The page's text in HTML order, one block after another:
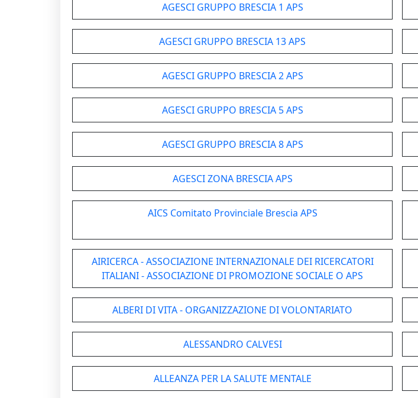
AGESCI GRUPPO BRESCIA 1 APS
AGESCI GRUPPO BRESCIA 13 APS
AGESCI GRUPPO BRESCIA 2 APS
AGESCI GRUPPO BRESCIA 5 APS
AGESCI GRUPPO BRESCIA 8 APS
AGESCI ZONA BRESCIA APS
AICS Comitato Provinciale Brescia APS
AIRICERCA - ASSOCIAZIONE INTERNAZIONALE DEI RICERCATORI
ITALIANI - ASSOCIAZIONE DI PROMOZIONE SOCIALE O APS
ALBERI DI VITA - ORGANIZZAZIONE DI VOLONTARIATO
ALESSANDRO CALVESI
ALLEANZA PER LA SALUTE MENTALE